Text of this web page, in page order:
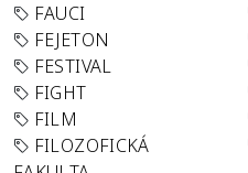
FAUCI
FEJETON
FESTIVAL
FIGHT
FILM
FILOZOFICKÁ